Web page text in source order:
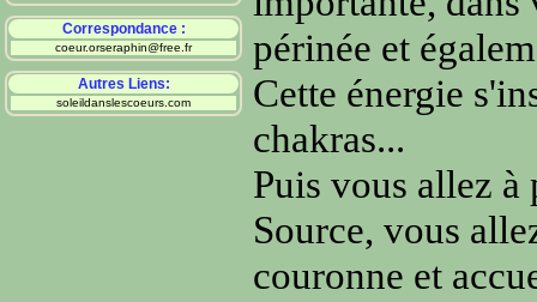
Correspondance :
coeur.orseraphin@free.fr
Autres Liens:
soleildanslescoeurs.com
périnée et
Cette énergie
chakras...
Puis vous allez à
Source, vous
couronne et